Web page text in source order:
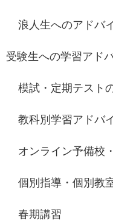
浪人生へのアドバ
受験生への学習アド
模試・定期テスト
教科別学習アドバ
オンライン予備校
個別指導・個別教
春期講習